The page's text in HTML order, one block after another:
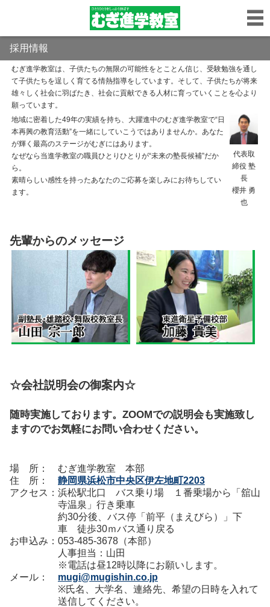
採用情報
むぎ進学教室は、子供たちの無限の可能性をとことん信じ、受験勉強を通し
て子供たちを逞しく育てる情熱指導をしています。 そして、子供たちが将来
雄々しく社会に羽ばたき、社会に貢献できる人材に育っていくことを心より
願っています。
地域に密着した49年の実績を持ち、大躍進中のむぎ進学教室で“日
本再興の教育活動”を一緒にしていこうではありませんか。あなた
が輝く最高のステージがむぎにはあります。
なぜなら当進学教室の職員ひとりひとりが“未来の塾長候補”だか
ら。
素晴らしい感性を持ったあなたのご応募を楽しみにお待ちしてい
ます。
代表取
締役 塾
長
櫻井 勇
也
先輩からのメッセージ
☆会社説明会の御案内☆
随時実施しております。ZOOMでの説明会も実施致し
ますのでお気軽にお問い合わせください。
場 所：
むぎ進学教室 本部
住 所：
静岡県浜松市中央区伊左地町2203
アクセス： 浜松駅北口 バス乗り場 １番乗場から「舘山
寺温泉」行き乗車
約30分後、バス停「前平（まえびら）」下
車 徒歩30ｍバス通り戻る
お申込み： 053-485-3678（本部）
人事担当：山田
※電話は昼12時以降にお願いします。
メール：
mugi@mugishin.co.jp
※氏名、大学名、連絡先、希望の日時を入れて
送信してください。